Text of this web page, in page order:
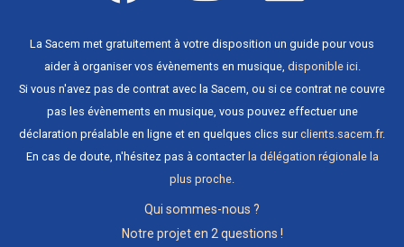
La Sacem met gratuitement à votre disposition un guide pour vous
aider à organiser vos évènements en musique, disponible ici.
Si vous n'avez pas de contrat avec la Sacem, ou si ce contrat ne couvre
pas les évènements en musique, vous pouvez effectuer une
déclaration préalable en ligne et en quelques clics surclients.sacem.fr.
En cas de doute, n'hésitez pas à contacter la délégation régionale la
plus proche.
Qui sommes-nous ?
Notre projet en 2 questions !